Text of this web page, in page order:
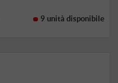
9 unità disponibile